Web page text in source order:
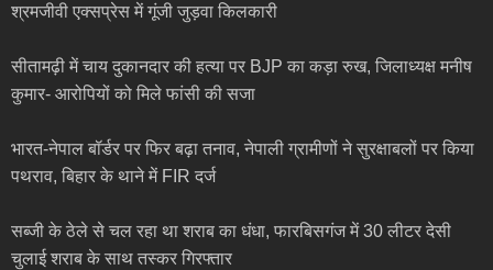
श्रमजीवी एक्सप्रेस में गूंजी जुड़वा किलकारी
सीतामढ़ी में चाय दुकानदार की हत्या पर BJP का कड़ा रुख, जिलाध्यक्ष मनीष
कुमार- आरोपियों को मिले फांसी की सजा
भारत-नेपाल बॉर्डर पर फिर बढ़ा तनाव, नेपाली ग्रामीणों ने सुरक्षाबलों पर किया
पथराव, बिहार के थाने में FIR दर्ज
सब्जी के ठेले से चल रहा था शराब का धंधा, फारबिसगंज में 30 लीटर देसी
चुलाई शराब के साथ तस्कर गिरफ्तार